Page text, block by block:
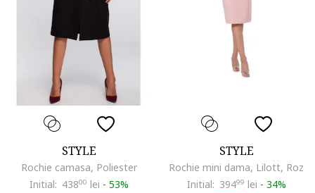
STYLE
Rochie camasa, Poliester
Initial: 43800 lei - 53%
STYLE
Rochie mini dama, Lilott, Roz
Initial: 39499 lei - 34%